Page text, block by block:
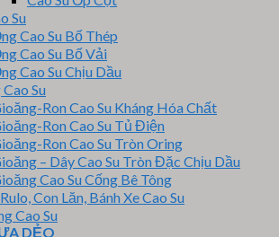
Su
Cao Su Bố Thép
Cao Su Bố Vải
Cao Su Chịu Dầu
Su
Ron Cao Su Kháng Hóa Chất
Ron Cao Su Tủ Điện
Ron Cao Su Tròn Oring
– Dây Cao Su Tròn Đặc Chịu Dầu
Cao Su Cống Bê Tông
Con Lăn, Bánh Xe Cao Su
Cao Su
DẺO